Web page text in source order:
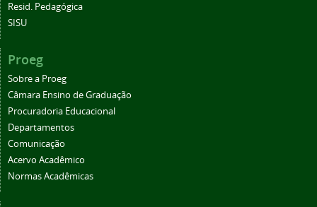
Resid. Pedagógica
SISU
Proeg
Sobre a Proeg
Câmara Ensino de Graduação
Procuradoria Educacional
Departamentos
Comunicação
Acervo Acadêmico
Normas Acadêmicas